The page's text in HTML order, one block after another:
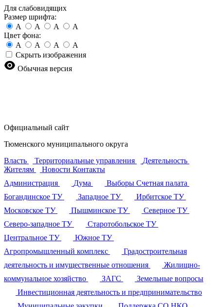
Для слабовидящих
Размер шрифта:
A
A A
A
Цвет фона:
A
A A
A
Скрыть изображения
Обычная версия
Официальный сайт
Тюменского муниципального округа
Власть
Территориальные управления
Деятельность
Жителям
Новости Контакты
Администрация
Дума Выборы Счетная палата
Богандинское ТУ
Западное ТУ
Ирбитское ТУ
Московское ТУ
Пышминское ТУ
Северное ТУ
Северо-западное ТУ
Старотобольское ТУ
Центральное ТУ
Южное ТУ
Агропромышленный комплекс
Градостроительная
деятельность и имущественные отношения
Жилищно-
коммунальное хозяйство
ЗАГС
Земельные вопросы
Инвестиционная деятельность и предпринимательство